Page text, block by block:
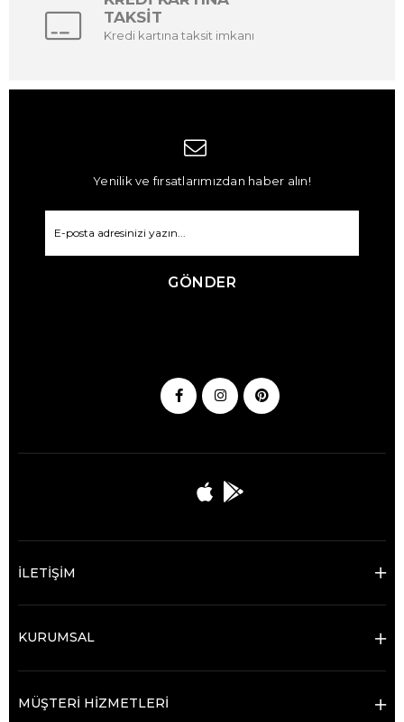
TAKSİT
Kredi kartına taksit imkanı
Yenilik ve fırsatlarımızdan haber alın!
GÖNDER
İLETİŞİM
KURUMSAL
MÜŞTERİ HİZMETLERİ